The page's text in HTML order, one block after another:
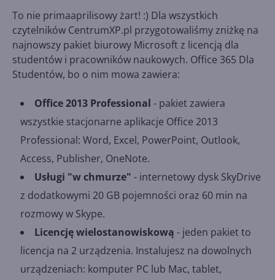
To nie primaaprilisowy żart! :) Dla wszystkich
czytelników CentrumXP.pl przygotowaliśmy zniżkę na
najnowszy pakiet biurowy Microsoft z licencją dla
studentów i pracowników naukowych. Office 365 Dla
Studentów, bo o nim mowa zawiera:
Office 2013 Professional - pakiet zawiera
wszystkie stacjonarne aplikacje Office 2013
Professional: Word, Excel, PowerPoint, Outlook,
Access, Publisher, OneNote.
Usługi "w chmurze" - internetowy dysk SkyDrive
z dodatkowymi 20 GB pojemności oraz 60 min na
rozmowy w Skype.
Licencję wielostanowiskową - jeden pakiet to
licencja na 2 urządzenia. Instalujesz na dowolnych
urządzeniach: komputer PC lub Mac, tablet,